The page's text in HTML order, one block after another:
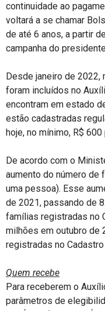
continuidade ao
voltará a se chamar
de até 6 anos, a partir
campanha do
Desde janeiro de
foram incluídos no
encontram em estado
estão cadastradas
hoje, no mínimo, R$ 600
De acordo com o
aumento do número
uma pessoa). Esse
de 2021, passando de
famílias registradas no
milhões em outubro de
registradas no Cadastro
Quem recebe
Para receberem o
parâmetros de